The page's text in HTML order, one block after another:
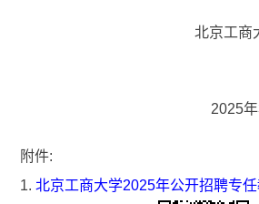
北京工商大学
2025年3月
附件:
1.北京工商大学2025年公开招聘专